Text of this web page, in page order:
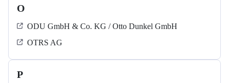
O
ODU GmbH & Co. KG / Otto Dunkel GmbH
OTRS AG
P